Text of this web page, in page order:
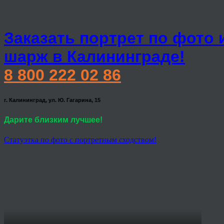
Заказать портрет по фото
шарж в Калининграде!
8 800 222 02 86
г. Калининград, ул. Ю. Гагарина, 15
Дарите близким лучшее!
Статуэтка по фото с портретным сходством!